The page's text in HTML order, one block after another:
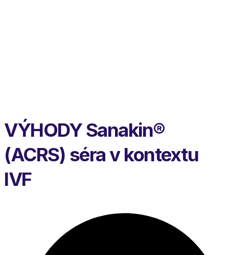
VÝHODY Sanakin®
(ACRS) séra v kontextu
IVF